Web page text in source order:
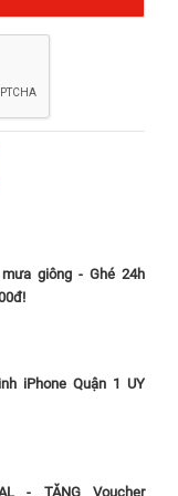
Pro uy tín tại
Viện Điện Thoại,
hiện là một trong
giông - Ghé 24h
iPhone Quận 1 UY
- TẶNG Voucher